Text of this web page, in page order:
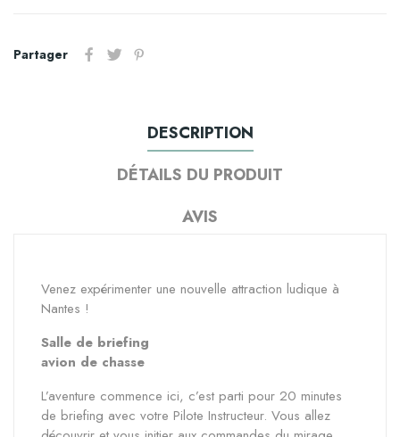
Partager
DESCRIPTION
DÉTAILS DU PRODUIT
AVIS
Venez expérimenter une nouvelle attraction ludique à
Nantes !
Salle de briefing
avion de chasse
L’aventure commence ici, c’est parti pour 20 minutes
de briefing avec votre Pilote Instructeur. Vous allez